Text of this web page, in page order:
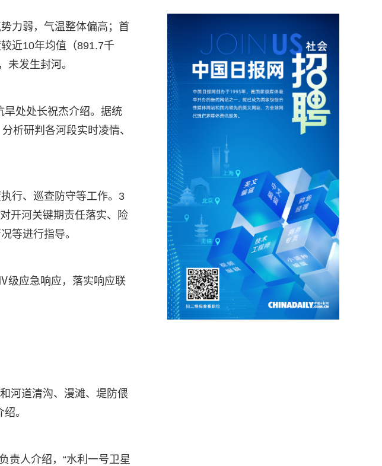
力弱，气温整体偏高；首
近10年均值（891.7千
发生封河。
旱处处长祝杰介绍。据统
析研判各河段实时凌情、
行、巡查防守等工作。3
开河关键期责任落实、险
等进行指导。
级应急响应，落实响应联
河道清沟、漫滩、堤防偎
。
责人介绍，“水利一号卫星